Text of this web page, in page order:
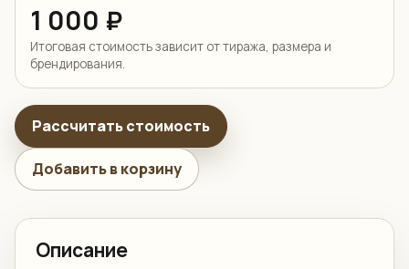
1 000 ₽
Итоговая стоимость зависит от тиража, размера и
брендирования.
Рассчитать стоимость
Добавить в корзину
Описание